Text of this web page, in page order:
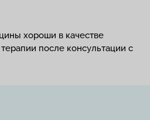
хороши в качестве
после консультации с